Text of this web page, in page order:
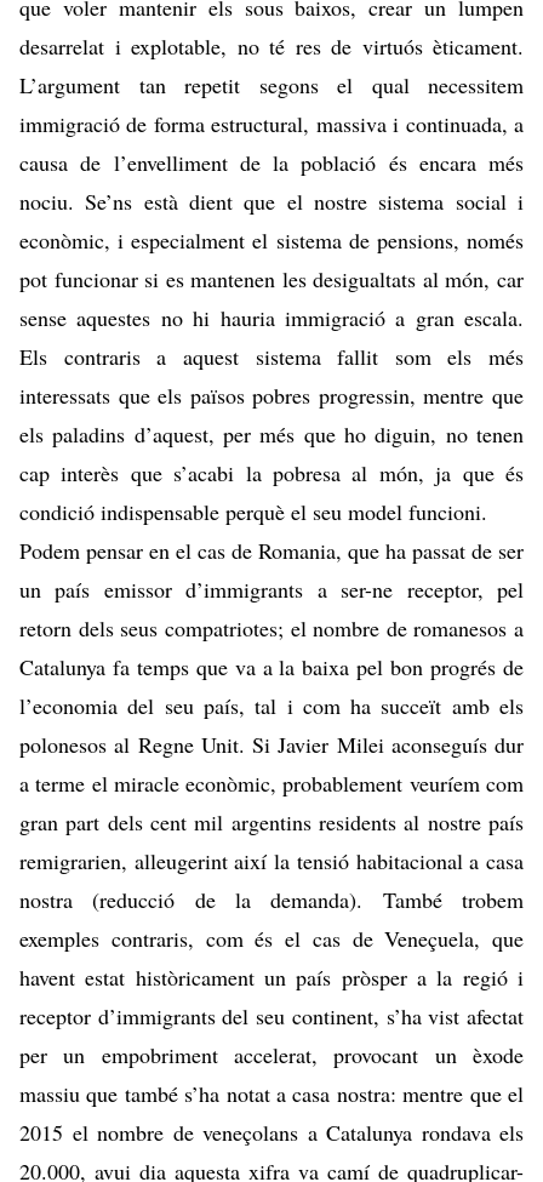
que voler mantenir els sous baixos, crear un lumpen
desarrelat i explotable, no té res de virtuós èticament.
L’argument tan repetit segons el qual necessitem
immigració de forma estructural, massiva i continuada, a
causa de l’envelliment de la població és encara més
nociu. Se’ns està dient que el nostre sistema social i
econòmic, i especialment el sistema de pensions, només
pot funcionar si es mantenen les desigualtats al món, car
sense aquestes no hi hauria immigració a gran escala.
Els contraris a aquest sistema fallit som els més
interessats que els països pobres progressin, mentre que
els paladins d’aquest, per més que ho diguin, no tenen
cap interès que s’acabi la pobresa al món, ja que és
condició indispensable perquè el seu model funcioni.
Podem pensar en el cas de Romania, que ha passat de ser
un país emissor d’immigrants a ser-ne receptor, pel
retorn dels seus compatriotes; el nombre de romanesos a
Catalunya fa temps que va a la baixa pel bon progrés de
l’economia del seu país, tal i com ha succeït amb els
polonesos al Regne Unit. Si Javier Milei aconseguís dur
a terme el miracle econòmic, probablement veuríem com
gran part dels cent mil argentins residents al nostre país
remigrarien, alleugerint així la tensió habitacional a casa
nostra (reducció de la demanda). També trobem
exemples contraris, com és el cas de Veneçuela, que
havent estat històricament un país pròsper a la regió i
receptor d’immigrants del seu continent, s’ha vist afectat
per un empobriment accelerat, provocant un èxode
massiu que també s’ha notat a casa nostra: mentre que el
2015 el nombre de veneçolans a Catalunya rondava els
20.000, avui dia aquesta xifra va camí de quadruplicar-